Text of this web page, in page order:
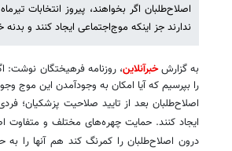
اصلاح‌طلبان اگر بخواهند، پیروز انتخابات
ندارند جز اینکه موج‌اجتماعی ایجاد کنند و
به گزارشخبرآنلاین، روزنامه فرهیختگان نوشت:
را بپرسیم که آیا امکان به وجودآمدن این موج
اصلاح‌طلبان بعد از تایید صلاحیت پزشکیان؛
ایجاد کنند. حمایت چهره‌های مختلف و متفاوت
درون اصلاح‌طلبان را کمرنگ کند هم آنها را